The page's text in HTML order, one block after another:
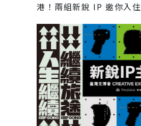
港！兩組新銳 IP 邀你入住